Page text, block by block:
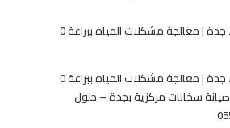
سباك حي الزهراء جدة | معالجة مشكلات المياه ببراعة 0
سباك حي الزهراء جدة | معالجة مشكلات المياه ببراعة 0
صيانة سخانات مركزية بجدة – حلول